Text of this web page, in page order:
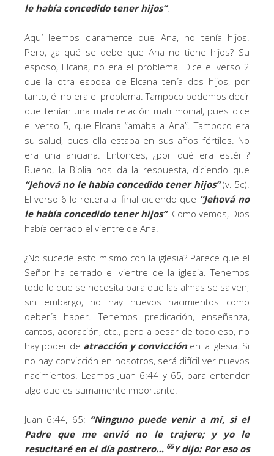
le había concedido tener hijos”.
Aquí leemos claramente que Ana, no tenía hijos.
Pero, ¿a qué se debe que Ana no tiene hijos? Su
esposo, Elcana, no era el problema. Dice el verso 2
que la otra esposa de Elcana tenía dos hijos, por
tanto, él no era el problema. Tampoco podemos decir
que tenían una mala relación matrimonial, pues dice
el verso 5, que Elcana “amaba a Ana”. Tampoco era
su salud, pues ella estaba en sus años fértiles. No
era una anciana. Entonces, ¿por qué era estéril?
Bueno, la Biblia nos da la respuesta, diciendo que
“Jehová no le había concedido tener hijos”(v. 5c).
El verso 6 lo reitera al final diciendo que “Jehová no
le había concedido tener hijos”. Como vemos, Dios
había cerrado el vientre de Ana.
¿No sucede esto mismo con la iglesia? Parece que el
Señor ha cerrado el vientre de la iglesia. Tenemos
todo lo que se necesita para que las almas se salven;
sin embargo, no hay nuevos nacimientos como
debería haber. Tenemos predicación, enseñanza,
cantos, adoración, etc., pero a pesar de todo eso, no
hay poder de atracción y convicciónen la iglesia. Si
no hay convicción en nosotros, será difícil ver nuevos
nacimientos. Leamos Juan 6:44 y 65, para entender
algo que es sumamente importante.
Juan 6:44, 65: “Ninguno puede venir a mí, si el
Padre que me envió no le trajere; y yo le
resucitaré en el día postrero… 65Y dijo: Por eso os